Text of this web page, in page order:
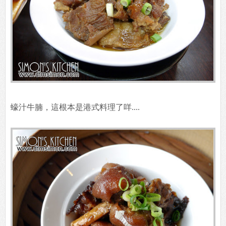
蠔汁牛腩，這根本是港式料理了咩....